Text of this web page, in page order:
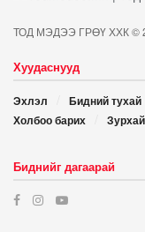
ТОД МЭДЭЭ ГРӨҮ ХХК ©
Хуудаснууд
Эхлэл Бидний тухай
Холбоо барих
Зурхай
Биднийг дагаарай